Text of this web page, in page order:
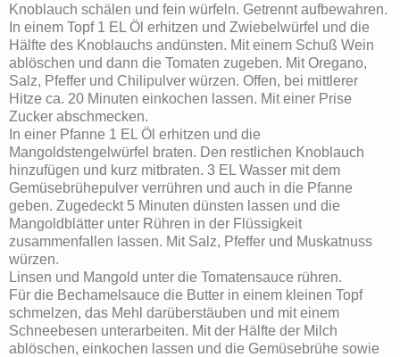
Knoblauch schälen und fein würfeln. Getrennt aufbewahren.
In einem Topf 1 EL Öl erhitzen und Zwiebelwürfel und die
Hälfte des Knoblauchs andünsten. Mit einem Schuß Wein
ablöschen und dann die Tomaten zugeben. Mit Oregano,
Salz, Pfeffer und Chilipulver würzen. Offen, bei mittlerer
Hitze ca. 20 Minuten einkochen lassen. Mit einer Prise
Zucker abschmecken.
In einer Pfanne 1 EL Öl erhitzen und die
Mangoldstengelwürfel braten. Den restlichen Knoblauch
hinzufügen und kurz mitbraten. 3 EL Wasser mit dem
Gemüsebrühepulver verrühren und auch in die Pfanne
geben. Zugedeckt 5 Minuten dünsten lassen und die
Mangoldblätter unter Rühren in der Flüssigkeit
zusammenfallen lassen. Mit Salz, Pfeffer und Muskatnuss
würzen.
Linsen und Mangold unter die Tomatensauce rühren.
Für die Bechamelsauce die Butter in einem kleinen Topf
schmelzen, das Mehl darüberstäuben und mit einem
Schneebesen unterarbeiten. Mit der Hälfte der Milch
ablöschen, einkochen lassen und die Gemüsebrühe sowie